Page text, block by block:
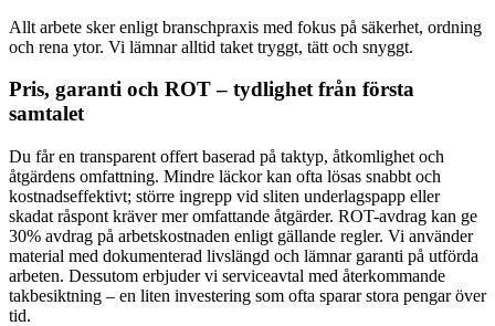
Allt arbete sker enligt branschpraxis med fokus på säkerhet, ordning
och rena ytor. Vi lämnar alltid taket tryggt, tätt och snyggt.
Pris, garanti och ROT – tydlighet från första
samtalet
Du får en transparent offert baserad på taktyp, åtkomlighet och
åtgärdens omfattning. Mindre läckor kan ofta lösas snabbt och
kostnadseffektivt; större ingrepp vid sliten underlagspapp eller
skadat råspont kräver mer omfattande åtgärder. ROT-avdrag kan ge
30% avdrag på arbetskostnaden enligt gällande regler. Vi använder
material med dokumenterad livslängd och lämnar garanti på utförda
arbeten. Dessutom erbjuder vi serviceavtal med återkommande
takbesiktning – en liten investering som ofta sparar stora pengar över
tid.